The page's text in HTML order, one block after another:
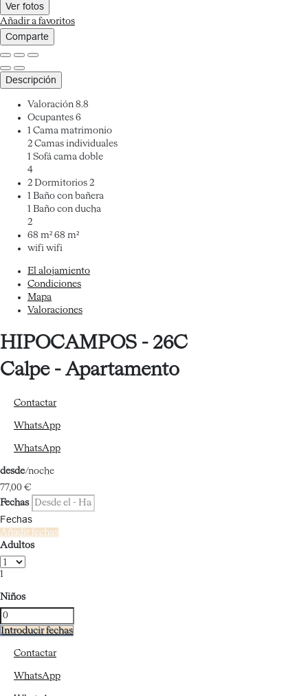
Ver fotos
Añadir a favoritos
Comparte
Descripción
Valoración 8.8
Ocupantes 6
1 Cama matrimonio
2 Camas individuales
1 Sofá cama doble
4
2 Dormitorios 2
1 Baño con bañera
1 Baño con ducha
2
68 m² 68 m²
wifi wifi
El alojamiento
Condiciones
Mapa
Valoraciones
HIPOCAMPOS - 26C
Calpe - Apartamento
Contactar
WhatsApp
WhatsApp
desde/noche
77,00 €
Fechas
Fechas
Añadir fechas
Adultos
1
Niños
Introducir fechas
Contactar
WhatsApp